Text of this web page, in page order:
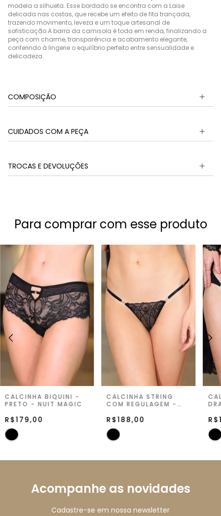
modela a silhueta. Esse bordado se encontra com a Laise
delicada nas costas, que recebe um efeito de fita trançada,
trazendo movimento, leveza e um toque artesanal de
sofisticação.A barra da camisola é toda em renda, finalizando a
peça com charme, transparência e acabamento elegante,
conferindo à lingerie o equilíbrio perfeito entre sensualidade e
delicadeza.
COMPOSIÇÃO
CUIDADOS COM A PEÇA
TROCAS E DEVOLUÇÕES
Para comprar com esse produto
CALCINHA BIQUINI -
PRETO - NUIT MAGIC
R$179,00
CALCINHA STRING
COM REGULAGEM -
R$188,00
Acompanhe as novidades
Cadastre-se em nossa newsletter